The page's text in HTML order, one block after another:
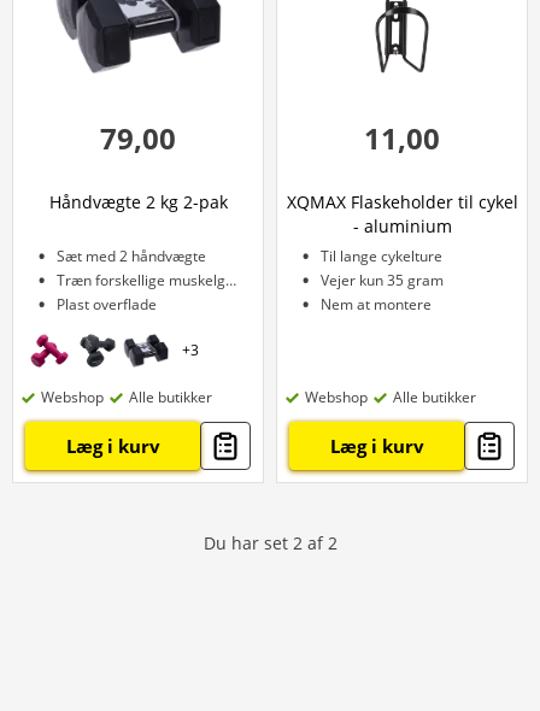
79,00
Håndvægte 2 kg 2-pak
Sæt med 2 håndvægte
Træn forskellige muskelgrupper
Plast overflade
+3
Webshop Alle butikker
Læg i kurv
11,00
XQMAX Flaskeholder til cykel
- aluminium
Til lange cykelture
Vejer kun 35 gram
Nem at montere
Webshop Alle butikker
Læg i kurv
Du har set 2 af 2